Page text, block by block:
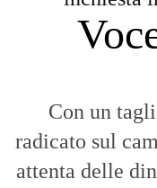
Con un
radicato sul
attenta delle